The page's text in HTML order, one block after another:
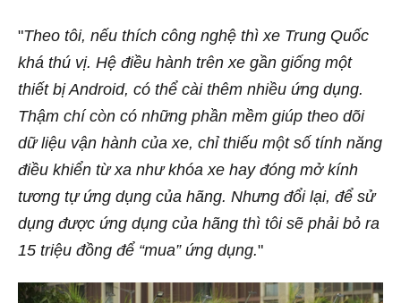
"Theo tôi, nếu thích công nghệ thì xe Trung Quốc
khá thú vị. Hệ điều hành trên xe gần giống một
thiết bị Android, có thể cài thêm nhiều ứng dụng.
Thậm chí còn có những phần mềm giúp theo dõi
dữ liệu vận hành của xe, chỉ thiếu một số tính năng
điều khiển từ xa như khóa xe hay đóng mở kính
tương tự ứng dụng của hãng. Nhưng đổi lại, để sử
dụng được ứng dụng của hãng thì tôi sẽ phải bỏ ra
15 triệu đồng để “mua” ứng dụng."